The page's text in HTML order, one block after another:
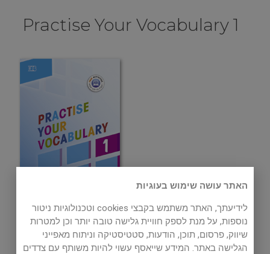
Practise Your Vocabulary 1
Mimi Yotzer
האתר עושה שימוש בעוגיות
לידיעתך, האתר משתמש בקבצי cookies וטכנולוגיות ניטור
נוספות, על מנת לספק חוויית גלישה טובה יותר וכן למטרות
שיווק, פרסום, תוכן, הודעות, סטטיסטיקה וניתוח מאפייני
הגלישה באתר. המידע שייאסף עשוי להיות משותף עם צדדים